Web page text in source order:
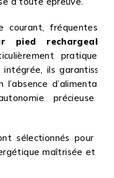
fréquentes au
pied rechargeables
pratique et
ils garantissent
d’alimentation
précieuse au
sélectionnés pour leur
maîtrisée et leur